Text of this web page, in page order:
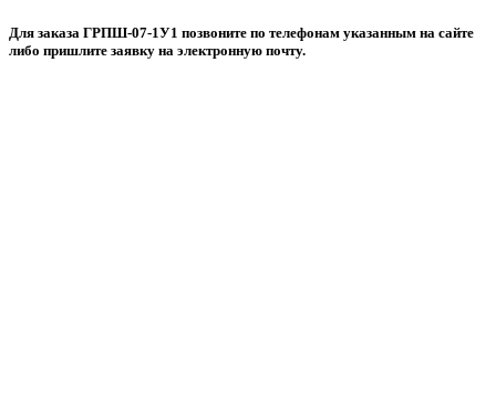
Для заказа ГРПШ-07-1У1 позвоните по телефонам указанным на сайте
либо пришлите заявку на электронную почту.